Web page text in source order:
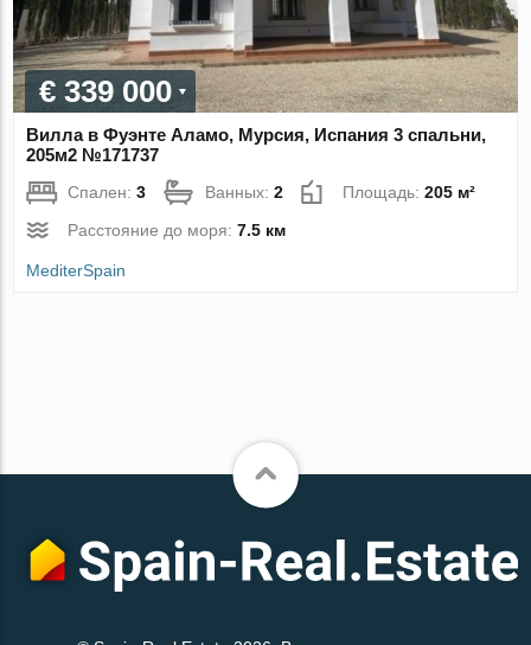
€ 339 000
Вилла в Фуэнте Аламо, Мурсия, Испания 3 спальни,
205м2 №171737
Спален:3 Ванных:2 Площадь:205 м²
Расстояние до моря:7.5 км
MediterSpain